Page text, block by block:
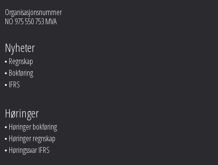
Organisasjonsnummer
NO 975 550 753 MVA
Nyheter
Regnskap
Bokføring
IFRS
Høringer
Høringer bokføring
Høringer regnskap
Høringssvar IFRS